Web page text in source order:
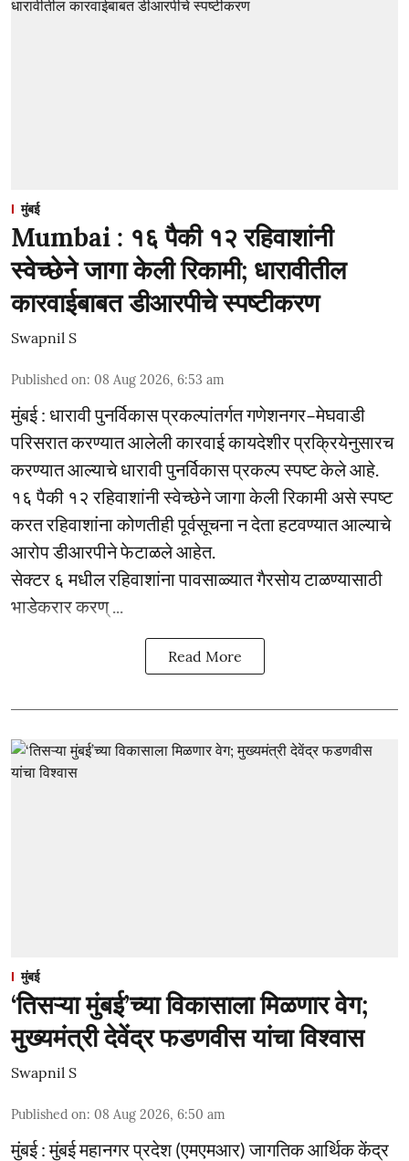
मुंबई
Mumbai : १६ पैकी १२ रहिवाशांनी
स्वेच्छेने जागा केली रिकामी; धारावीतील
कारवाईबाबत डीआरपीचे स्पष्टीकरण
Swapnil S
Published on: 08 Aug 2026, 6:53 am
मुंबई : धारावी पुनर्विकास प्रकल्पांतर्गत गणेशनगर–मेघवाडी
परिसरात करण्यात आलेली कारवाई कायदेशीर प्रक्रियेनुसारच
करण्यात आल्याचे धारावी पुनर्विकास प्रकल्प स्पष्ट केले आहे.
१६ पैकी १२ रहिवाशांनी स्वेच्छेने जागा केली रिकामी असे स्पष्ट
करत रहिवाशांना कोणतीही पूर्वसूचना न देता हटवण्यात आल्याचे
आरोप डीआरपीने फेटाळले आहेत.
सेक्टर ६ मधील रहिवाशांना पावसाळ्यात गैरसोय टाळण्यासाठी
भाडेकरार करण् ...
Read More
मुंबई
‘तिसऱ्या मुंबई’च्या विकासाला मिळणार वेग;
मुख्यमंत्री देवेंद्र फडणवीस यांचा विश्वास
Swapnil S
Published on: 08 Aug 2026, 6:50 am
मुंबई : मुंबई महानगर प्रदेश (एमएमआर) जागतिक आर्थिक केंद्र